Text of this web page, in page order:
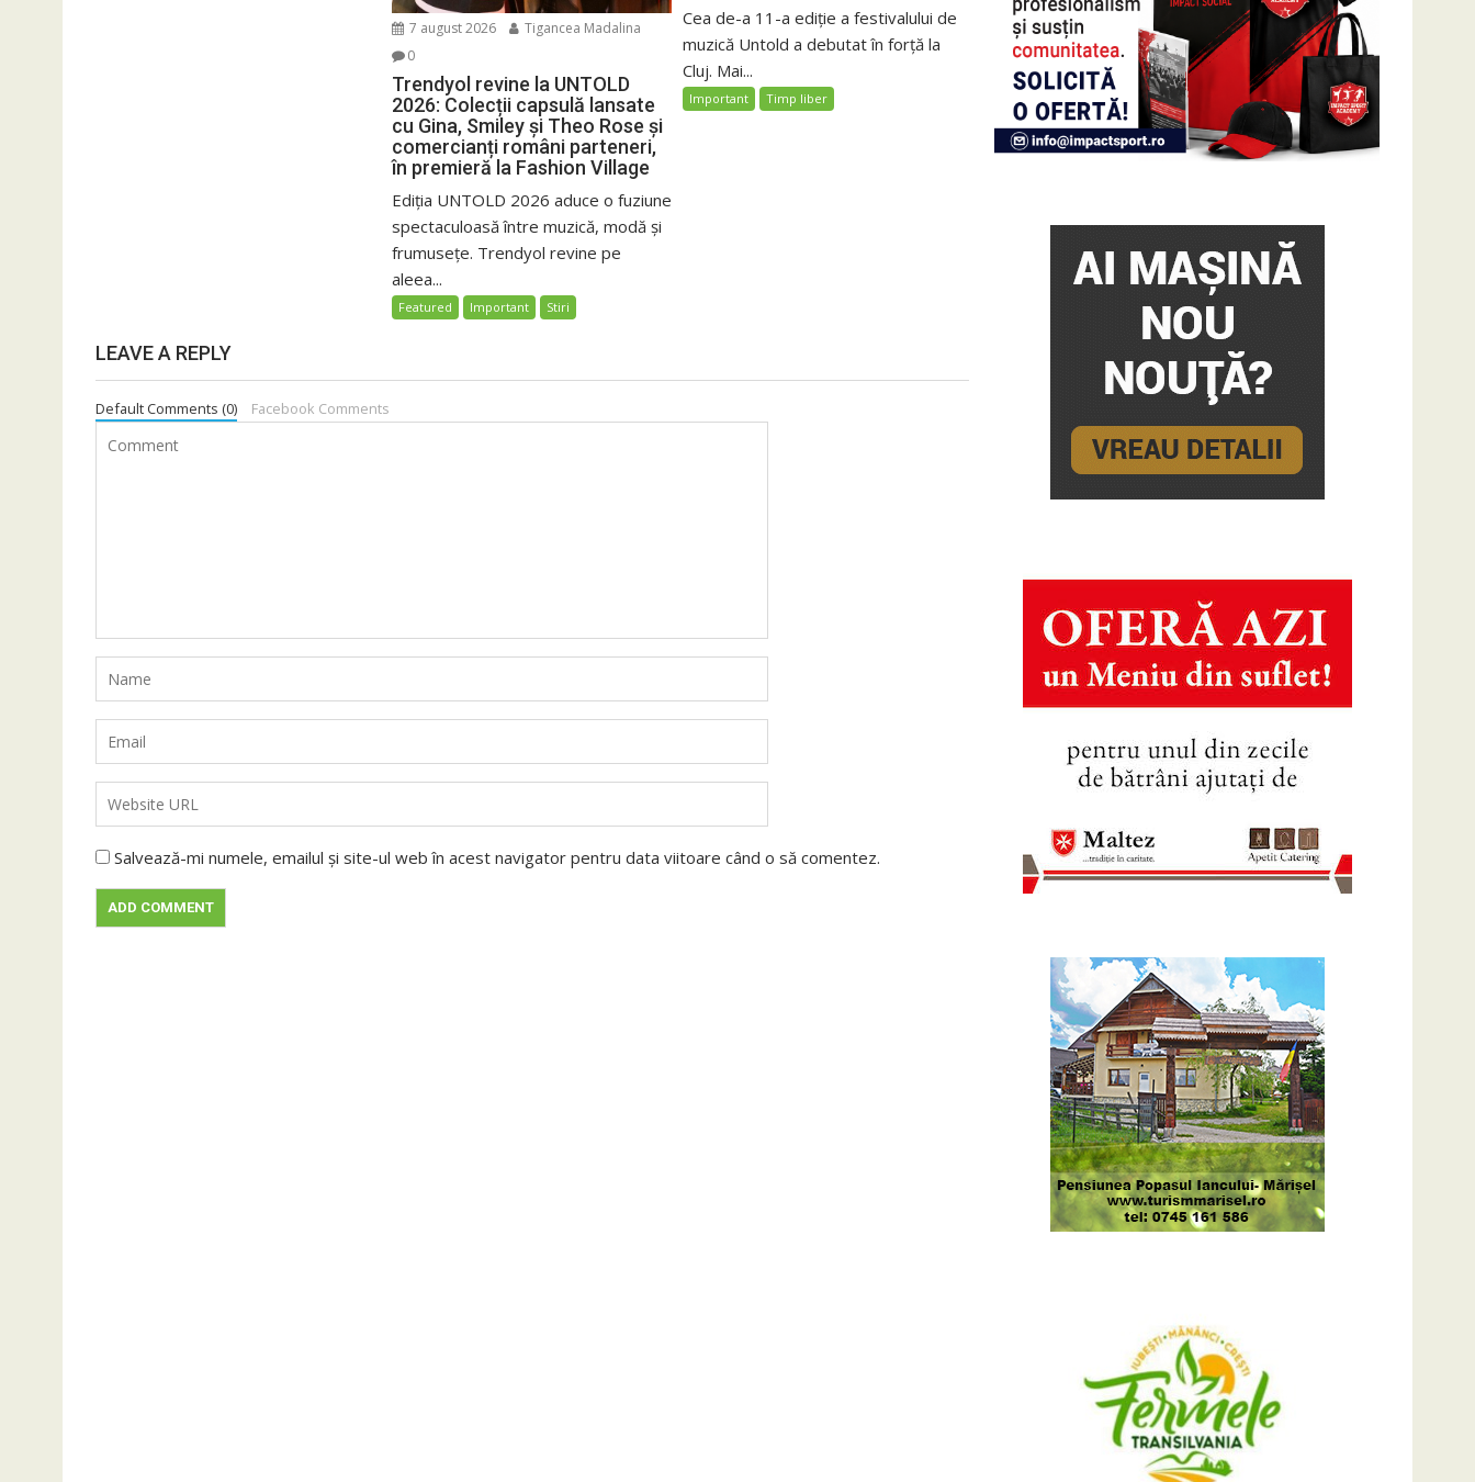
7 august 2026
Tigancea Madalina
0
Trendyol revine la UNTOLD
2026: Colecții capsulă lansate
cu Gina, Smiley și Theo Rose și
comercianți români parteneri,
în premieră la Fashion Village
Ediția UNTOLD 2026 aduce o fuziune
spectaculoasă între muzică, modă și
frumusețe. Trendyol revine pe
aleea...
Featured Important Stiri
Cea de-a 11-a ediție a festivalului de
muzică Untold a debutat în forță la
Cluj. Mai...
Important Timp liber
LEAVE A REPLY
Default Comments (0) Facebook Comments
Salvează-mi numele, emailul și site-ul web în acest navigator pentru data viitoare când o să comentez.